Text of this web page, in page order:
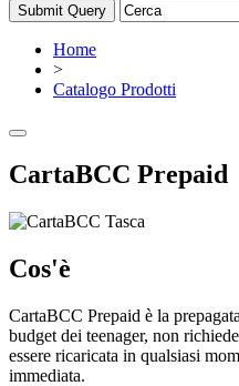
Home
>
Catalogo Prodotti
CartaBCC Prepaid
Cos'è
CartaBCC Prepaid è la
budget dei teenager, non
essere ricaricata in qualsiasi
immediata.